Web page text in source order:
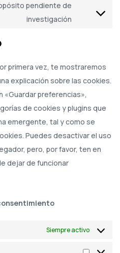
pendiente de
investigación
primera vez, te mostraremos
explicación sobre las cookies.
«Guardar preferencias»,
de cookies y plugins que
emergente, tal y como se
Puedes desactivar el uso
pero, por favor, ten en
dejar de funcionar
Siempre activo